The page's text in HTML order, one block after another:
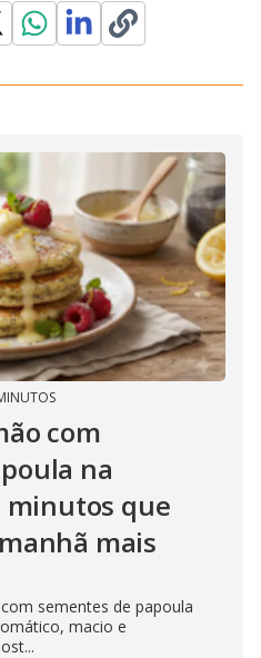
com
na
minutos que
mais
sementes de papoula
macio e